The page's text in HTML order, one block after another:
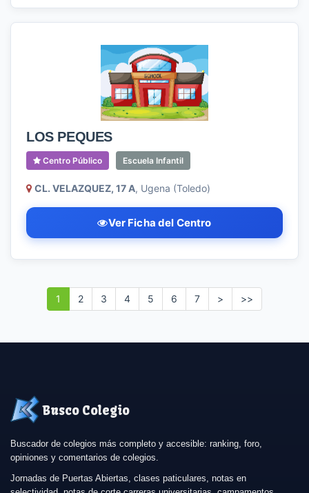
LOS PEQUES
Centro Público Escuela Infantil
CL. VELAZQUEZ, 17 A, Ugena (Toledo)
Ver Ficha del Centro
1 2 3 4 5 6 7 > >>
Busco Colegio
Buscador de colegios más completo y accesible: ranking, foro,
opiniones y comentarios de colegios.
Jornadas de Puertas Abiertas, clases paticulares, notas en